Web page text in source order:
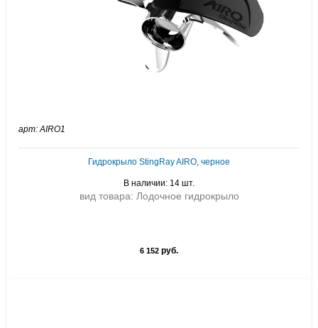
арт: AIRO1
Гидрокрыло StingRay AIRO, черное
В наличии: 14 шт.
вид товара: Лодочное гидрокрыло
6 152 руб.